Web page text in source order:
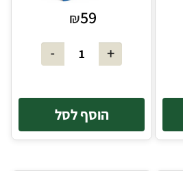
₪59
הוסף לסל